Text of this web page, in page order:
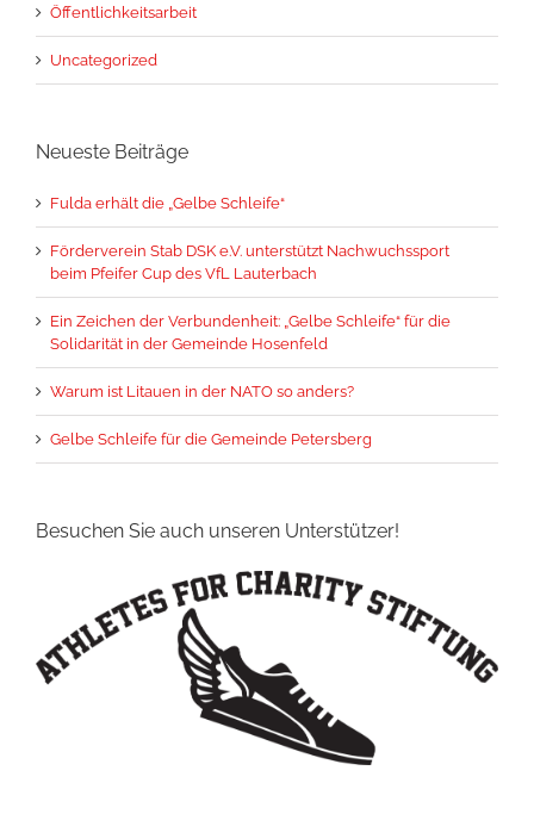
Öffentlichkeitsarbeit
Uncategorized
Neueste Beiträge
Fulda erhält die „Gelbe Schleife“
Förderverein Stab DSK e.V. unterstützt Nachwuchssport
beim Pfeifer Cup des VfL Lauterbach
Ein Zeichen der Verbundenheit: „Gelbe Schleife“ für die
Solidarität in der Gemeinde Hosenfeld
Warum ist Litauen in der NATO so anders?
Gelbe Schleife für die Gemeinde Petersberg
Besuchen Sie auch unseren Unterstützer!